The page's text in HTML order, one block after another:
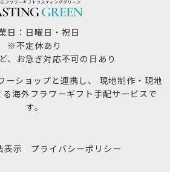
日：日曜日・祝日
※不定休あり
、お急ぎ対応不可の日あり
ーショップと連携し、 現地制作・現地
海外フラワーギフト手配サービスで
す。
表示 プライバシーポリシー